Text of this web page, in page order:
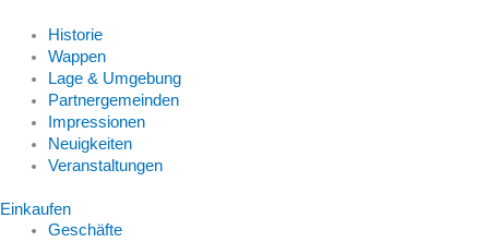
Historie
Wappen
Lage & Umgebung
Partnergemeinden
Impressionen
Neuigkeiten
Veranstaltungen
Einkaufen
Geschäfte